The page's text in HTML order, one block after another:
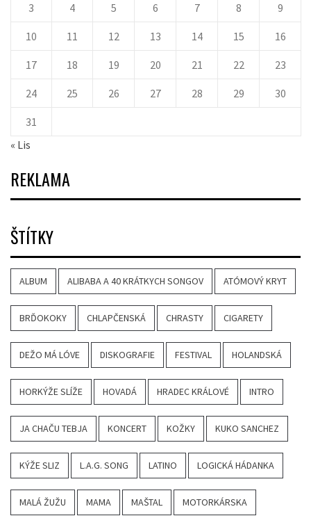
3 4 5 6 7 8 9
10 11 12 13 14 15 16
17 18 19 20 21 22 23
24 25 26 27 28 29 30
31
« Lis
REKLAMA
ŠTÍTKY
ALBUM ALIBABA A 40 KRÁTKYCH SONGOV ATÓMOVÝ KRYT
BRĎOKOKY CHLAPČENSKÁ CHRASTY CIGARETY
DEŽO MÁ LÓVE DISKOGRAFIE FESTIVAL HOLANDSKÁ
HORKÝŽE SLÍŽE HOVADÁ HRADEC KRÁLOVÉ INTRO
JA CHAČU TEBJA KONCERT KOŽKY KUKO SANCHEZ
KÝŽE SLIZ L.A.G. SONG LATINO LOGICKÁ HÁDANKA
MALÁ ŽUŽU MAMA MAŠTAL MOTORKÁRSKA